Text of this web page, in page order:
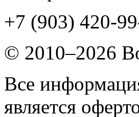
+7 (903) 420-
© 2010–2026
Все
является